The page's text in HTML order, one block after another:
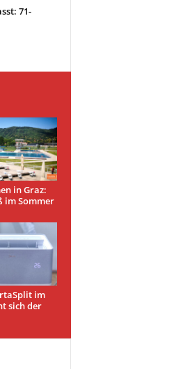
71-
in Graz:
im Sommer
im
sich der